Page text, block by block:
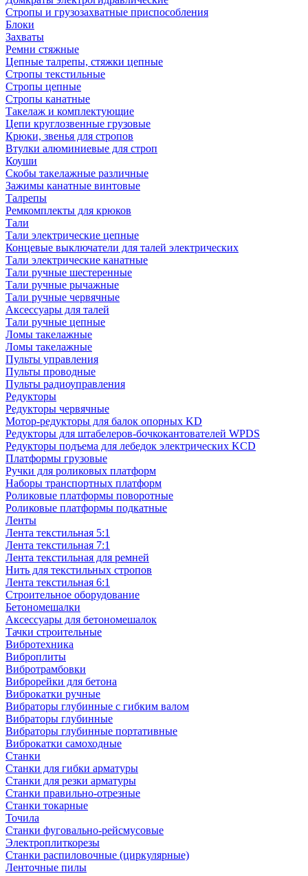
Стропы и грузозахватные приспособления
Блоки
Захваты
Ремни стяжные
Цепные талрепы, стяжки цепные
Стропы текстильные
Стропы цепные
Стропы канатные
Такелаж и комплектующие
Цепи круглозвенные грузовые
Крюки, звенья для стропов
Втулки алюминиевые для строп
Коуши
Скобы такелажные различные
Зажимы канатные винтовые
Талрепы
Ремкомплекты для крюков
Тали
Тали электрические цепные
Концевые выключатели для талей электрических
Тали электрические канатные
Тали ручные шестеренные
Тали ручные рычажные
Тали ручные червячные
Аксессуары для талей
Тали ручные цепные
Ломы такелажные
Ломы такелажные
Пульты управления
Пульты проводные
Пульты радиоуправления
Редукторы
Редукторы червячные
Мотор-редукторы для балок опорных KD
Редукторы для штабелеров-бочкокантователей WPDS
Редукторы подъема для лебедок электрических KCD
Платформы грузовые
Ручки для роликовых платформ
Наборы транспортных платформ
Роликовые платформы поворотные
Роликовые платформы подкатные
Ленты
Лента текстильная 5:1
Лента текстильная 7:1
Лента текстильная для ремней
Нить для текстильных стропов
Лента текстильная 6:1
Строительное оборудование
Бетономешалки
Аксессуары для бетономешалок
Тачки строительные
Вибротехника
Виброплиты
Вибротрамбовки
Виброрейки для бетона
Виброкатки ручные
Вибраторы глубинные с гибким валом
Вибраторы глубинные
Вибраторы глубинные портативные
Виброкатки самоходные
Станки
Станки для гибки арматуры
Станки для резки арматуры
Станки правильно-отрезные
Станки токарные
Точила
Станки фуговально-рейсмусовые
Электроплиткорезы
Станки распиловочные (циркулярные)
Ленточные пилы